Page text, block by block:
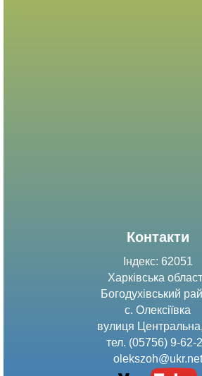
Контакти
Індекс: 62051
Харківська
Богодухівський
с. Олексіївка
вулиця
тел. (05756) 9-62-
olekszoh@ukr.net